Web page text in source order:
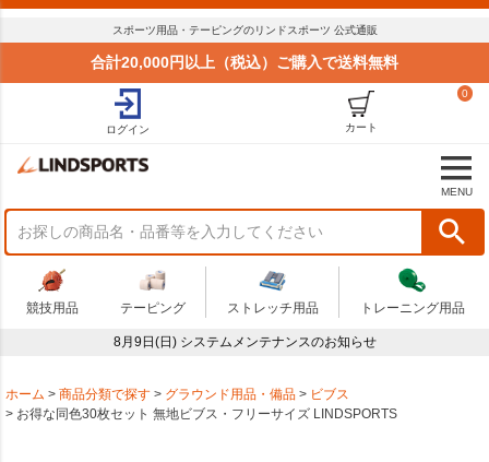
スポーツ用品・テーピングのリンドスポーツ 公式通販
合計20,000円以上（税込）ご購入で送料無料
ログイン
0
カート
MENU
競技用品 テーピング ストレッチ用品 トレーニング用品
8月9日(日) システムメンテナンスのお知らせ
ホーム 商品分類で探す グラウンド用品・備品
ビブス
お得な同色30枚セット 無地ビブス・フリーサイズ LINDSPORTS